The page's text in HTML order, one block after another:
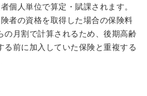
個人単位で算定・賦課されます。
者の資格を取得した場合の保険料
の月割で計算されるため、後期高齢
る前に加入していた保険と重複する